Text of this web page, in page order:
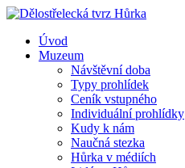
Úvod
Muzeum
Návštěvní doba
Typy prohlídek
Ceník vstupného
Individuální prohlídky
Kudy k nám
Naučná stezka
Hůrka v médiích